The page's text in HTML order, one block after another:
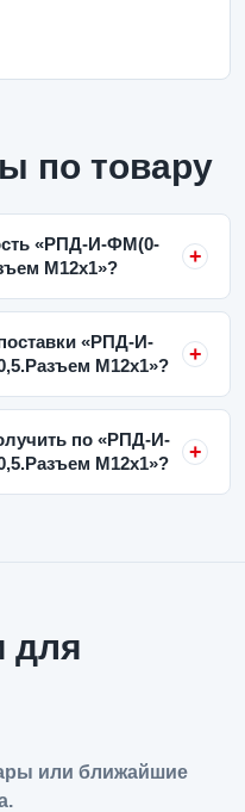
по товару
«РПД-И-ФМ(0-
М12х1»?
«РПД-И-
М12х1»?
по «РПД-И-
М12х1»?
для
или ближайшие